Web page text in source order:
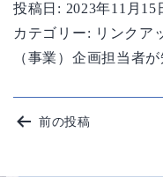
投稿日: 2023年11月15
カテゴリー: リンクア
（事業）企画担当者
投前の投稿